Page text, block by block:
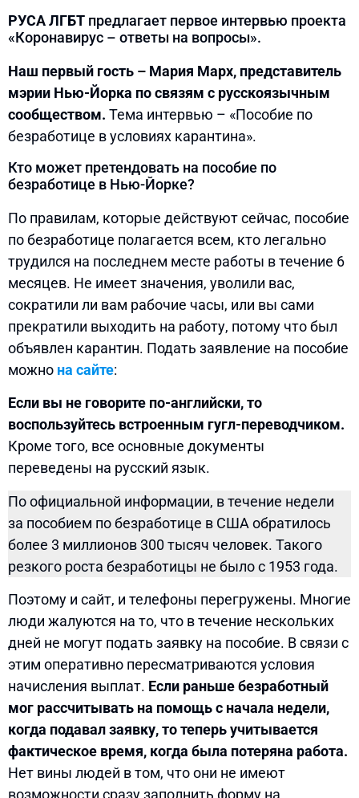
РУСА ЛГБТ предлагает первое интервью проекта
«Коронавирус – ответы на вопросы».
Наш первый гость – Мария Марх, представитель
мэрии Нью-Йорка по связям с русскоязычным
сообществом. Тема интервью – «Пособие по
безработице в условиях карантина».
Кто может претендовать на пособие по
безработице в Нью-Йорке?
По правилам, которые действуют сейчас, пособие
по безработице полагается всем, кто легально
трудился на последнем месте работы в течение 6
месяцев. Не имеет значения, уволили вас,
сократили ли вам рабочие часы, или вы сами
прекратили выходить на работу, потому что был
объявлен карантин. Подать заявление на пособие
можно на сайте:
Если вы не говорите по-английски, то
воспользуйтесь встроенным гугл-переводчиком.
Кроме того, все основные документы
переведены на русский язык.
По официальной информации, в течение недели
за пособием по безработице в США обратилось
более 3 миллионов 300 тысяч человек. Такого
резкого роста безработицы не было с 1953 года.
Поэтому и сайт, и телефоны перегружены. Многие
люди жалуются на то, что в течение нескольких
дней не могут подать заявку на пособие. В связи с
этим оперативно пересматриваются условия
начисления выплат. Если раньше безработный
мог рассчитывать на помощь с начала недели,
когда подавал заявку, то теперь учитывается
фактическое время, когда была потеряна работа.
Нет вины людей в том, что они не имеют
возможности сразу заполнить форму на